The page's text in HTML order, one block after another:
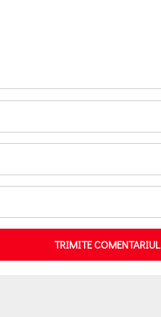
TRIMITE COMENTARIUL